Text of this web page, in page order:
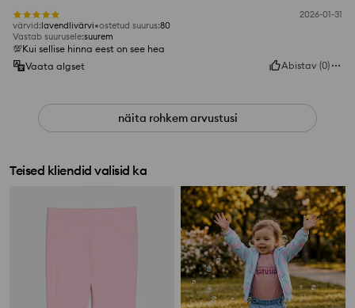
2026-01-31
värvid:lavendlivärvi ostetud suurus:80
Vastab suurusele:suurem
💯Kui sellise hinna eest on see hea
Vaata algset
Abistav (0)
näita rohkem arvustusi
Teised kliendid valisid ka